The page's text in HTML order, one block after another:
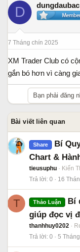
D dungdaubac
7 Tháng chín 2025
XM Trader Club có
gắn bó hơn vì càng
Bạn phải đăng
Bài viết liên quan
Share
Bí
Chart &
tieusuphu
Kiến
Trả lời 0 16
T Thảo Luận
Bí
giúp đọc vị
thanhhuy0202
Trả lời 0 5